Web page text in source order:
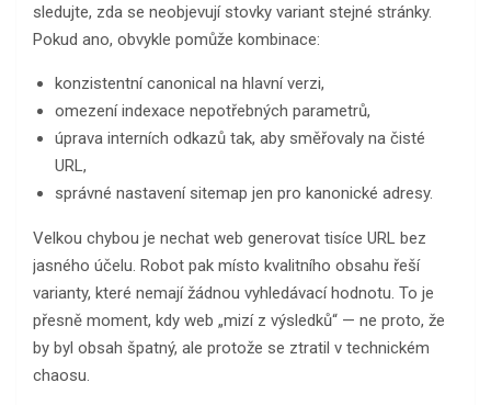
sledujte, zda se neobjevují stovky variant stejné stránky.
Pokud ano, obvykle pomůže kombinace:
konzistentní canonical na hlavní verzi,
omezení indexace nepotřebných parametrů,
úprava interních odkazů tak, aby směřovaly na čisté
URL,
správné nastavení sitemap jen pro kanonické adresy.
Velkou chybou je nechat web generovat tisíce URL bez
jasného účelu. Robot pak místo kvalitního obsahu řeší
varianty, které nemají žádnou vyhledávací hodnotu. To je
přesně moment, kdy web „mizí z výsledků“ — ne proto, že
by byl obsah špatný, ale protože se ztratil v technickém
chaosu.